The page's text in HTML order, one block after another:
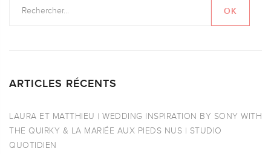
ARTICLES RÉCENTS
LAURA ET MATTHIEU | WEDDING INSPIRATION BY SONY WITH
THE QUIRKY & LA MARIÉE AUX PIEDS NUS | STUDIO
QUOTIDIEN